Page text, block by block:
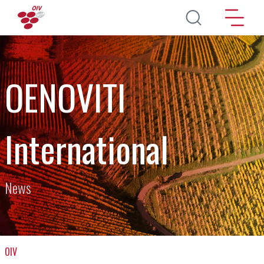
Перейти к основному содержанию
OENOVITI
International
News
OIV